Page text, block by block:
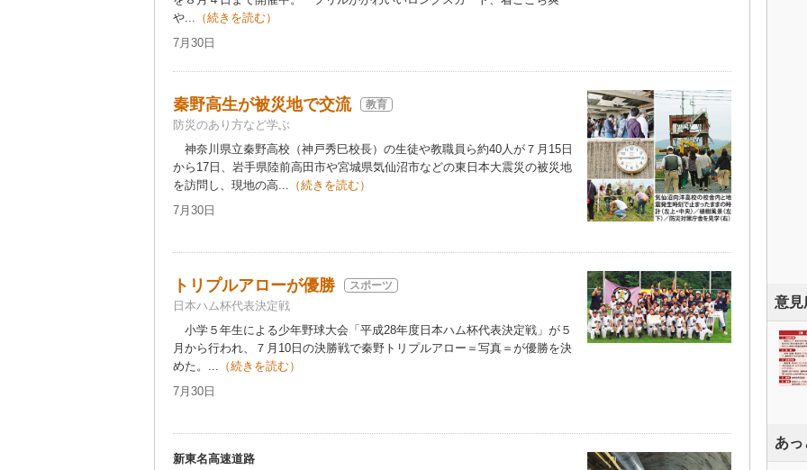
や... （続きを読む）
7月30日
秦野高生が被災地で交流 教育
防災のあり方など学ぶ
神奈川県立秦野高校（神戸秀巳校長）の生徒や教職員ら約40人が７月15日
から17日、岩手県陸前高田市や宮城県気仙沼市などの東日本大震災の被災地
を訪問し、現地の高... （続きを読む）
7月30日
トリプルアローが優勝 スポーツ
日本ハム杯代表決定戦
小学５年生による少年野球大会「平成28年度日本ハム杯代表決定戦」が５
月から行われ、７月10日の決勝戦で秦野トリプルアロー＝写真＝が優勝を決
めた。... （続きを読む）
7月30日
新東名高速道路
意見
あっ